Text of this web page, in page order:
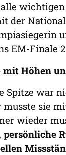
der
EM-Finale
mit Höhen
Spitze war
sie
wieder